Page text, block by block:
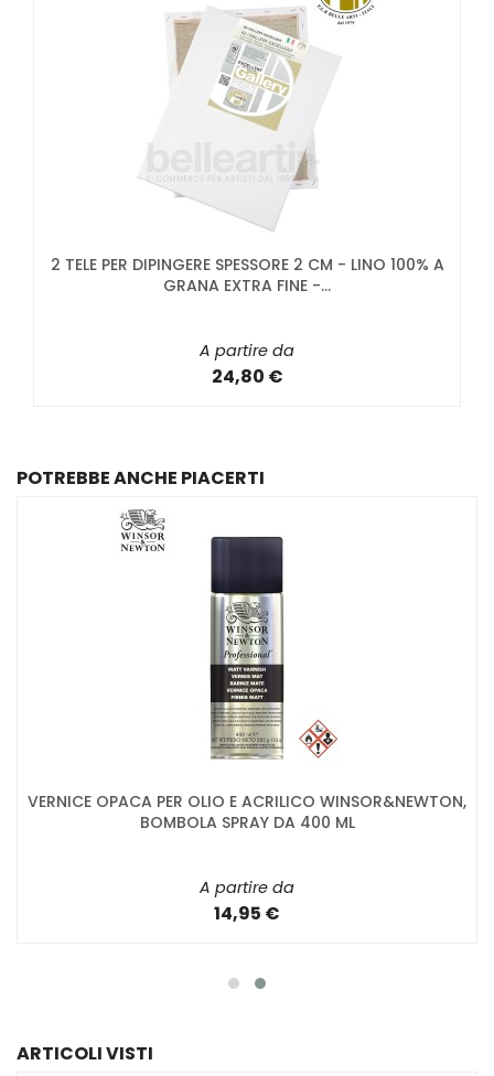
2 TELE PER DIPINGERE SPESSORE 2 CM - LINO 100% A
GRANA EXTRA FINE -...
A partire da
24,80 €
POTREBBE ANCHE PIACERTI
VERNICE OPACA PER OLIO E ACRILICO WINSOR&NEWTON,
BOMBOLA SPRAY DA 400 ML
A partire da
14,95 €
ARTICOLI VISTI